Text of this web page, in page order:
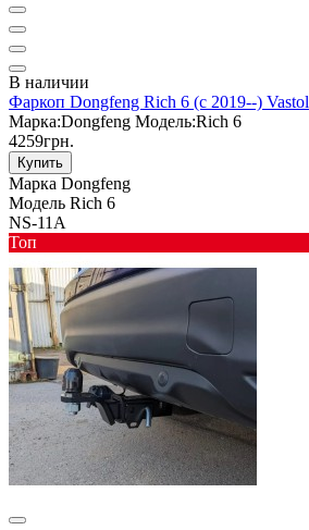
В наличии
Фаркоп Dongfeng Rich 6 (с 2019--) Vastol
Марка:Dongfeng Модель:Rich 6
4259грн.
Купить
Марка Dongfeng
Модель Rich 6
NS-11A
Toп